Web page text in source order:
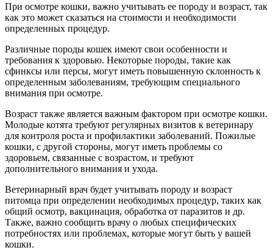
При осмотре кошки, важно учитывать ее породу и возраст, так
как это может сказаться на стоимости и необходимости
определенных процедур.
Различные породы кошек имеют свои особенности и
требования к здоровью. Некоторые породы, такие как
сфинксы или персы, могут иметь повышенную склонность к
определенным заболеваниям, требующим специального
внимания при осмотре.
Возраст также является важным фактором при осмотре кошки.
Молодые котята требуют регулярных визитов к ветеринару
для контроля роста и профилактики заболеваний. Пожилые
кошки, с другой стороны, могут иметь проблемы со
здоровьем, связанные с возрастом, и требуют
дополнительного внимания и ухода.
Ветеринарный врач будет учитывать породу и возраст
питомца при определении необходимых процедур, таких как
общий осмотр, вакцинация, обработка от паразитов и др.
Также, важно сообщить врачу о любых специфических
потребностях или проблемах, которые могут быть у вашей
кошки.